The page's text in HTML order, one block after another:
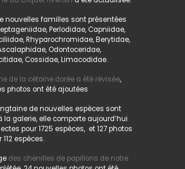
nouvelles familles sont présentées
Perlodidae, Capniidae,
Rhyparochromidae, Berytidae,
Odontoceridae,
Cossidae, Limacodidae.
de la cétoine dorée a été révisée,
photos ont été ajoutées
de nouvelles espèces sont
la galerie, elle comporte aujourd’hui
pour 1725 espèces, et 127 photos
espèces.
des chenilles de papillons de notre